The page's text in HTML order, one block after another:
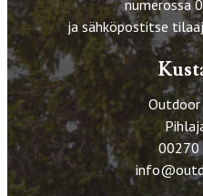
numerossa
ja sähköpostitse
Outdoor
00270